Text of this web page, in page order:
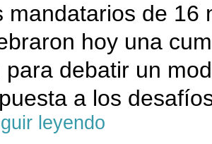
mandatarios de 16
hoy una
para debatir un
a los
leyendo